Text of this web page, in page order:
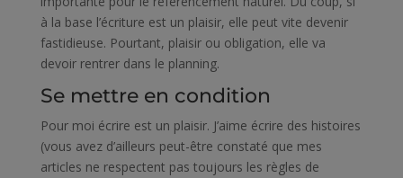
à la base l’écriture est un plaisir, elle peut vite devenir
fastidieuse. Pourtant, plaisir ou obligation, elle va
devoir rentrer dans le planning.
Se mettre en condition
Pour moi écrire est un plaisir. J’aime écrire des histoires
(vous avez d’ailleurs peut-être constaté que mes
articles ne respectent pas toujours les règles de